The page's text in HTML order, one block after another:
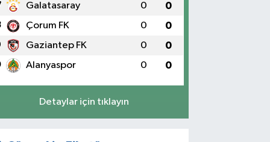
Galatasaray 0 0
Çorum FK 0 0
Gaziantep FK 0 0
Alanyaspor 0 0
Detaylar için tıklayın